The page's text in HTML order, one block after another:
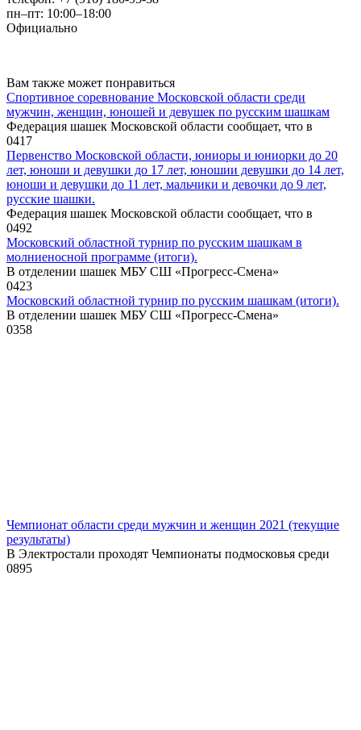
пн–пт: 10:00–18:00
Официально
Вам также может понравиться
Спортивное соревнование Московской области среди
мужчин, женщин, юношей и девушек по русским шашкам
Федерация шашек Московской области сообщает, что в
0417
Первенство Московской области, юниоры и юниорки до 20
лет, юноши и девушки до 17 лет, юношии девушки до 14 лет,
юноши и девушки до 11 лет, мальчики и девочки до 9 лет,
русские шашки.
Федерация шашек Московской области сообщает, что в
0492
Московский областной турнир по русским шашкам в
молниеносной программе (итоги).
В отделении шашек МБУ СШ «Прогресс-Смена»
0423
Московский областной турнир по русским шашкам (итоги).
В отделении шашек МБУ СШ «Прогресс-Смена»
0358
Чемпионат области среди мужчин и женщин 2021 (текущие
результаты)
В Электростали проходят Чемпионаты подмосковья среди
0895